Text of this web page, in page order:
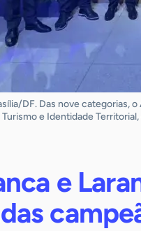
DF. Das nove categorias,
e Identidade
e